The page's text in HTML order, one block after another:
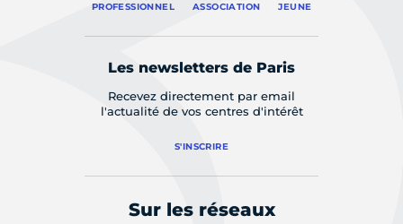
PROFESSIONNEL ASSOCIATION JEUNE
Les newsletters de Paris
Recevez directement par email
l'actualité de vos centres d'intérêt
S'INSCRIRE
Sur les réseaux